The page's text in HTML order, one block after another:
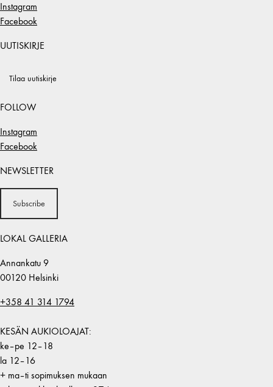
Instagram
Facebook
UUTISKIRJE
Tilaa uutiskirje
FOLLOW
Instagram
Facebook
NEWSLETTER
Subscribe
LOKAL GALLERIA
Annankatu 9
00120 Helsinki
+358 41 314 1794
KESÄN AUKIOLOAJAT:
ke–pe 12–18
la 12–16
+ ma–ti sopimuksen mukaan